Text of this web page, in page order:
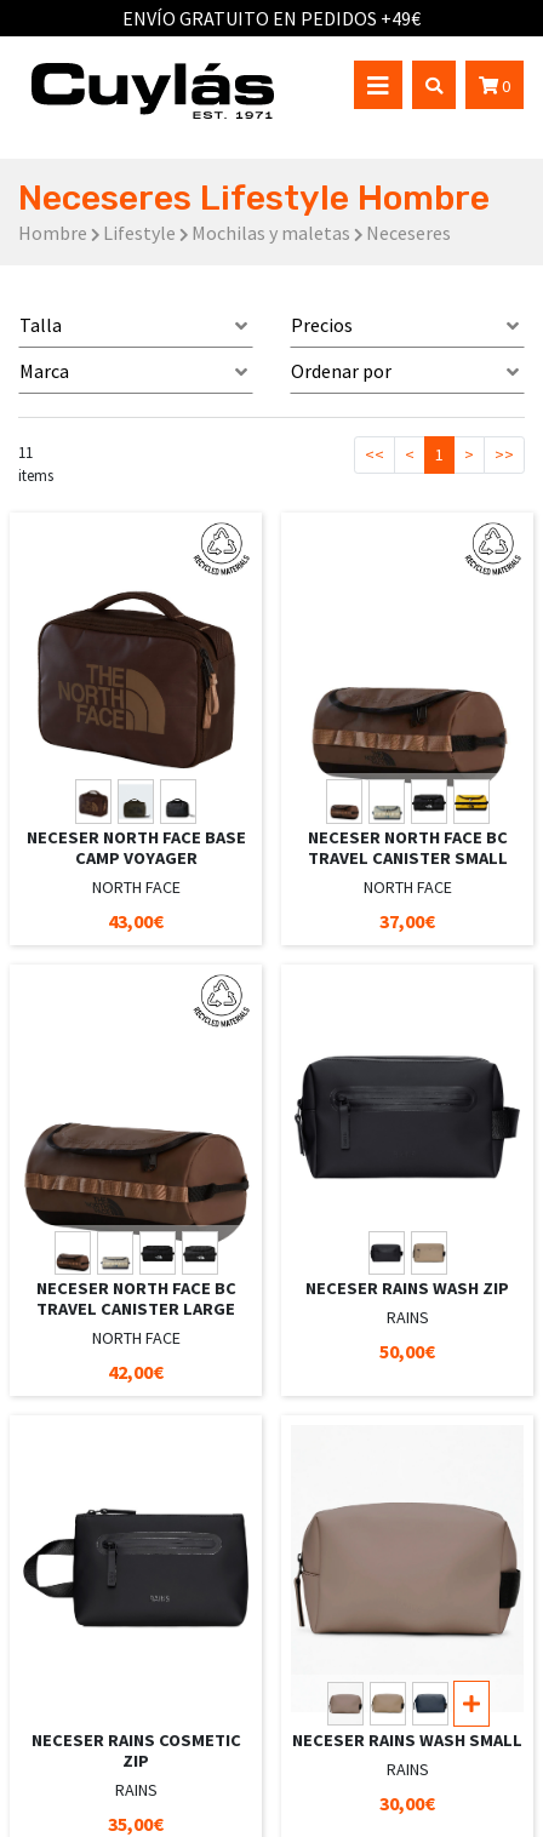
ENVÍO GRATUITO EN PEDIDOS +49€
0
Neceseres Lifestyle Hombre
Hombre Lifestyle Mochilas y maletas Neceseres
Talla
Precios
Marca
Ordenar por
11
items
<< < 1 > >>
NECESER NORTH FACE BASE
CAMP VOYAGER
NORTH FACE
43,00€
NECESER NORTH FACE BC
TRAVEL CANISTER SMALL
NORTH FACE
37,00€
NECESER NORTH FACE BC
TRAVEL CANISTER LARGE
NORTH FACE
42,00€
NECESER RAINS WASH ZIP
RAINS
50,00€
NECESER RAINS COSMETIC
ZIP
RAINS
35,00€
NECESER RAINS WASH SMALL
RAINS
30,00€